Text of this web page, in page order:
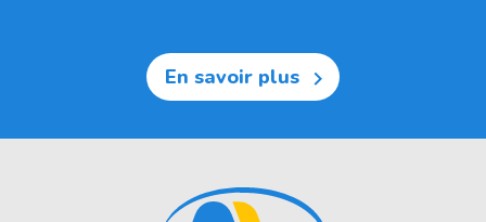
En savoir plus 